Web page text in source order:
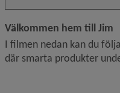
Välkommen hem till Jim
I filmen nedan kan du
där smarta produkter